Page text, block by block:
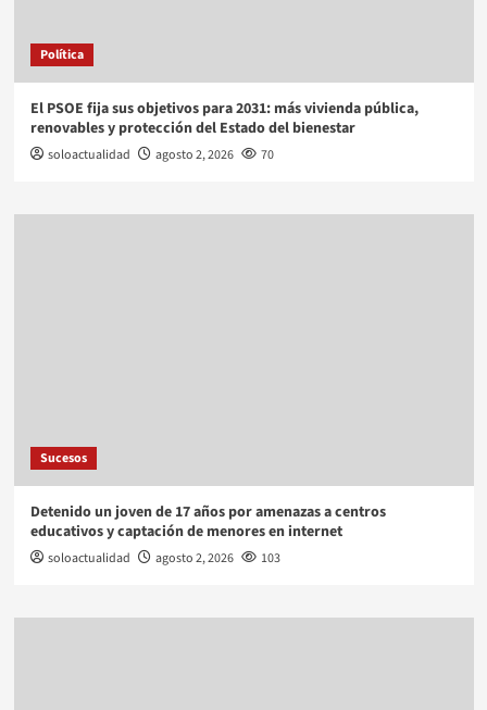
Política
El PSOE fija sus objetivos para 2031: más vivienda pública,
renovables y protección del Estado del bienestar
soloactualidad agosto 2, 2026 70
Sucesos
Detenido un joven de 17 años por amenazas a centros
educativos y captación de menores en internet
soloactualidad agosto 2, 2026 103